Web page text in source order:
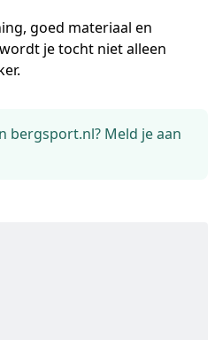
goed materiaal en
je tocht niet alleen
bergsport.nl? Meld je aan